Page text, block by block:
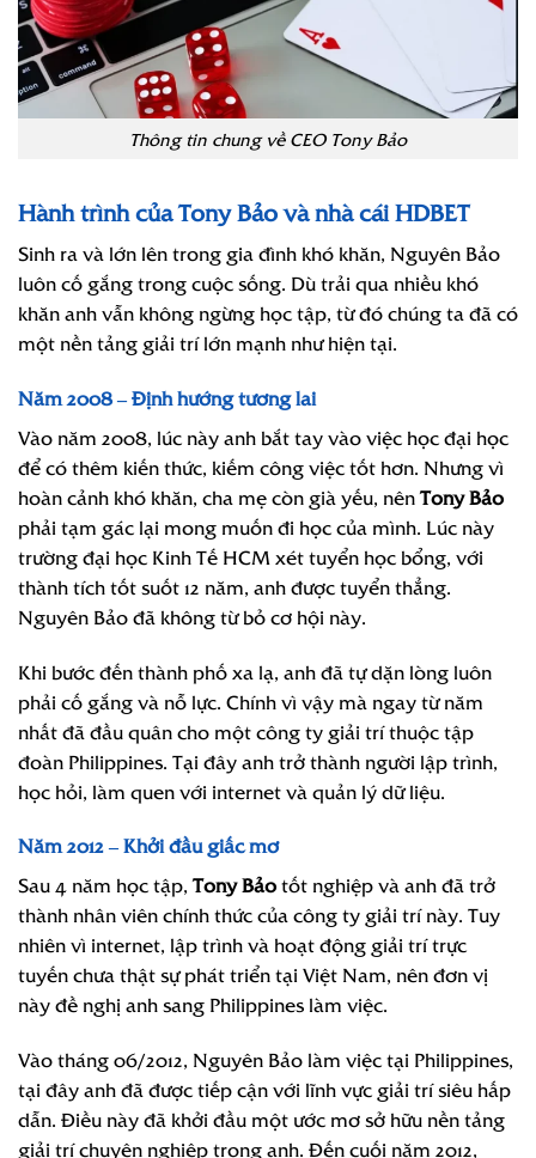
Thông tin chung về CEO Tony Bảo
Hành trình của Tony Bảo và nhà cái HDBET
Sinh ra và lớn lên trong gia đình khó khăn, Nguyên Bảo
luôn cố gắng trong cuộc sống. Dù trải qua nhiều khó
khăn anh vẫn không ngừng học tập, từ đó chúng ta đã có
một nền tảng giải trí lớn mạnh như hiện tại.
Năm 2008 – Định hướng tương lai
Vào năm 2008, lúc này anh bắt tay vào việc học đại học
để có thêm kiến thức, kiếm công việc tốt hơn. Nhưng vì
hoàn cảnh khó khăn, cha mẹ còn già yếu, nênTony Bảo
phải tạm gác lại mong muốn đi học của mình. Lúc này
trường đại học Kinh Tế HCM xét tuyển học bổng, với
thành tích tốt suốt 12 năm, anh được tuyển thẳng.
Nguyên Bảo đã không từ bỏ cơ hội này.
Khi bước đến thành phố xa lạ, anh đã tự dặn lòng luôn
phải cố gắng và nỗ lực. Chính vì vậy mà ngay từ năm
nhất đã đầu quân cho một công ty giải trí thuộc tập
đoàn Philippines. Tại đây anh trở thành người lập trình,
học hỏi, làm quen với internet và quản lý dữ liệu.
Năm 2012 – Khởi đầu giấc mơ
Sau 4 năm học tập,Tony Bảotốt nghiệp và anh đã trở
thành nhân viên chính thức của công ty giải trí này. Tuy
nhiên vì internet, lập trình và hoạt động giải trí trực
tuyến chưa thật sự phát triển tại Việt Nam, nên đơn vị
này đề nghị anh sang Philippines làm việc.
Vào tháng 06/2012, Nguyên Bảo làm việc tại Philippines,
tại đây anh đã được tiếp cận với lĩnh vực giải trí siêu hấp
dẫn. Điều này đã khởi đầu một ước mơ sở hữu nền tảng
giải trí chuyên nghiệp trong anh. Đến cuối năm 2012,